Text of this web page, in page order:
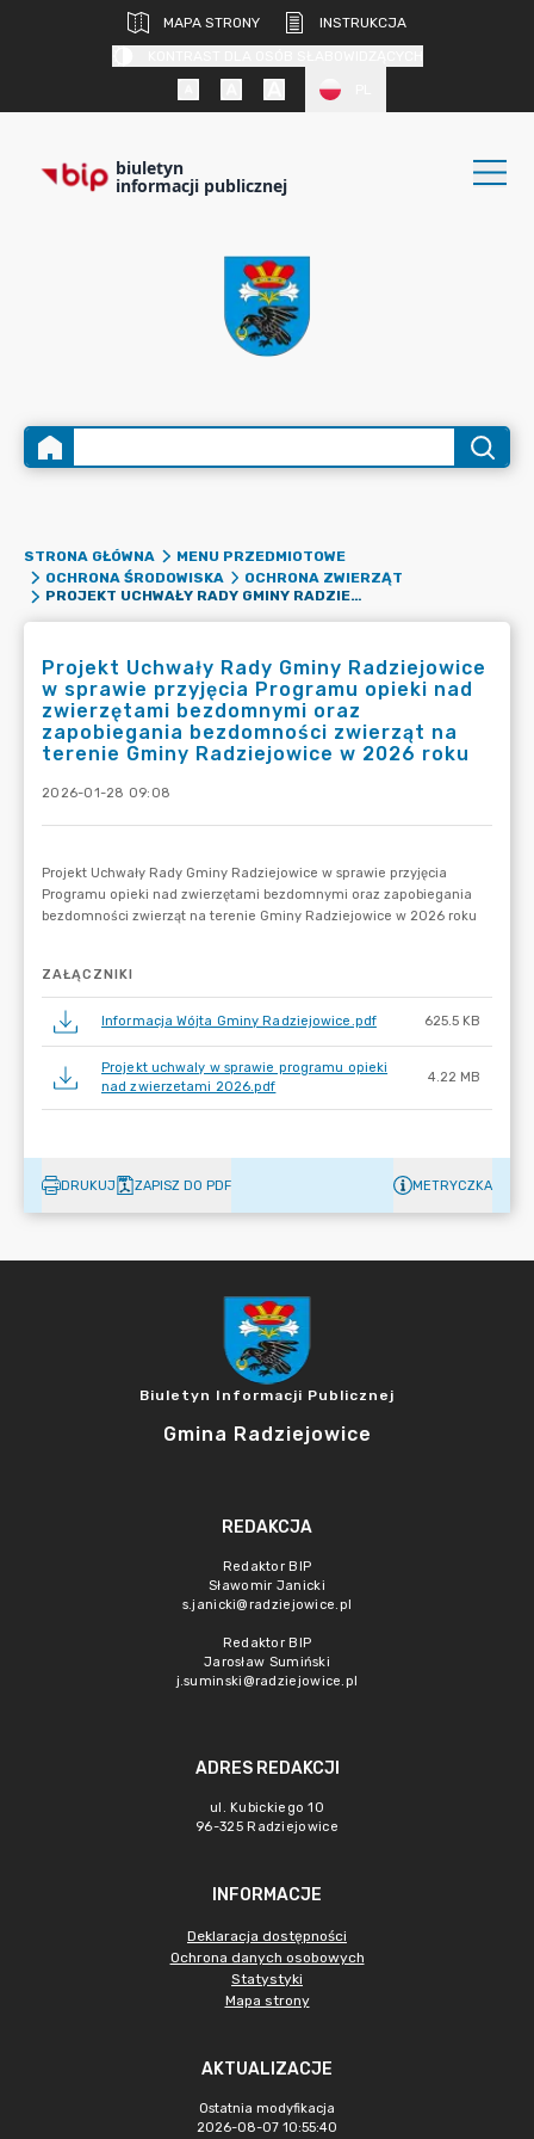
MAPA STRONY
INSTRUKCJA
biuletyn
informacji publicznej
STRONA GŁÓWNA
MENU PRZEDMIOTOWE
OCHRONA ŚRODOWISKA
OCHRONA ZWIERZĄT
PROJEKT UCHWAŁY RADY GMINY RADZIEJOWICE W SPRAWIE PRZYJĘCIA PROGRAMU OPIEKI NAD ZWIERZĘTAMI BEZDOMNYMI ORAZ ZAPOBIEGANIA BEZDOMNOŚCI ZWIERZĄT NA TERENIE GMINY RADZIEJOWICE W 2026 ROKU
Projekt Uchwały Rady Gminy Radziejowice
w sprawie przyjęcia Programu opieki nad
zwierzętami bezdomnymi oraz
zapobiegania bezdomności zwierząt na
terenie Gminy Radziejowice w 2026 roku
2026-01-28 09:08
ZAŁĄCZNIKI
Informacja Wójta Gminy Radziejowice.pdf 625.5 KB
Projekt uchwaly w sprawie programu opieki
nad zwierzetami 2026.pdf
4.22 MB
DRUKUJ ZAPISZ DO PDF METRYCZKA
Biuletyn Informacji Publicznej
Gmina Radziejowice
REDAKCJA
Redaktor BIP
Sławomir Janicki
s.janicki@radziejowice.pl
Redaktor BIP
Jarosław Sumiński
j.suminski@radziejowice.pl
ADRES REDAKCJI
ul. Kubickiego 10
96-325 Radziejowice
INFORMACJE
Deklaracja dostępności
Ochrona danych osobowych
Statystyki
Mapa strony
AKTUALIZACJE
Ostatnia modyfikacja
2026-08-07 10:55:40